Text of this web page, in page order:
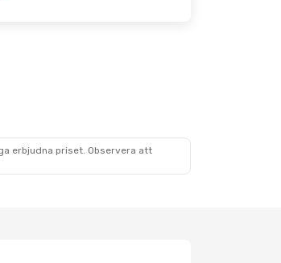
erbjudna priset. Observera att